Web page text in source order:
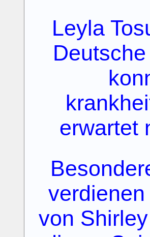
Leyla
erwartet
von